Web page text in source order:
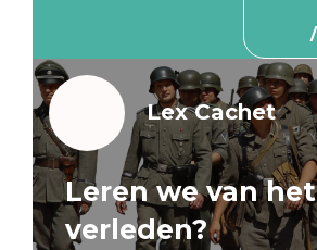
Lex Cachet
Leren we van het
verleden?